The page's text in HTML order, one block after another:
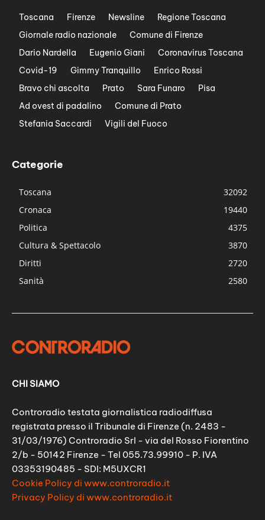
Toscana Firenze Newsline
Regione Toscana
Giornale radio nazionale
Comune di Firenze
Dario Nardella
Eugenio Giani
Coronavirus Toscana
Covid-19
Gimmy Tranquillo
Enrico Rossi
Bravo chi ascolta
Prato Sara Funaro
Pisa
Ad ovest di padalino
Comune di Prato
Stefania Saccardi
Vigili del Fuoco
Categorie
Toscana
32092
Cronaca
19440
Politica
4375
Cultura & Spettacolo
3870
Diritti
2720
Sanità
2580
CHI SIAMO
Controradio testata giornalistica radiodiffusa
registrata presso il Tribunale di Firenze (n. 2483 -
31/03/1976) Controradio Srl - via del Rosso Fiorentino
2/b - 50142 Firenze - Tel 055.73.99910 - P. IVA
03353190485 - SDI: M5UXCR1
Cookie Policy di www.controradio.it
Privacy Policy di www.controradio.it